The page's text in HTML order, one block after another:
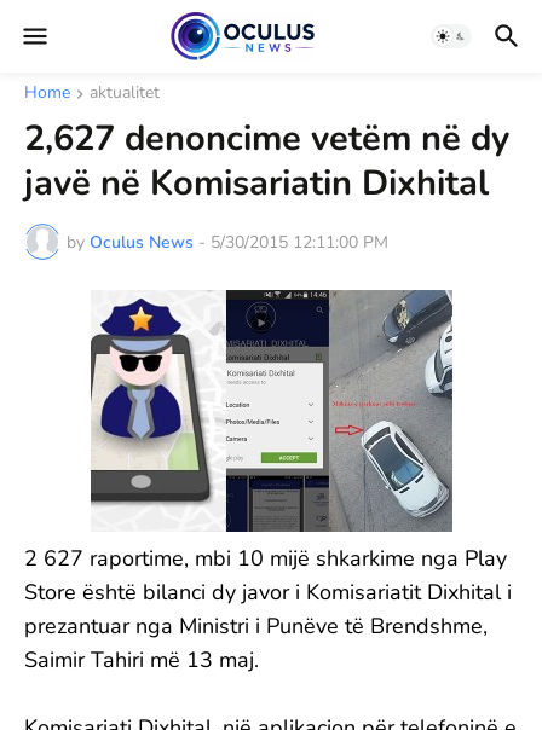
Home aktualitet
2,627 denoncime vetëm në dy
javë në Komisariatin Dixhital
by Oculus News - 5/30/2015 12:11:00 PM
2 627 raportime, mbi 10 mijë shkarkime nga Play
Store është bilanci dy javor i Komisariatit Dixhital i
prezantuar nga Ministri i Punëve të Brendshme,
Saimir Tahiri më 13 maj.